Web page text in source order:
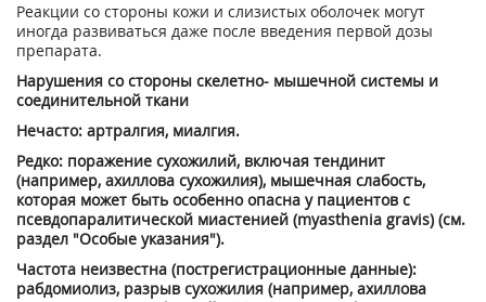
Реакции со стороны кожи и слизистых оболочек могут
иногда развиваться даже после введения первой дозы
препарата.
Нарушения со стороны скелетно- мышечной системы и
соединительной ткани
Нечасто: артралгия, миалгия.
Редко: поражение сухожилий, включая тендинит
(например, ахиллова сухожилия), мышечная слабость,
которая может быть особенно опасна у пациентов с
псевдопаралитической миастенией (myasthenia gravis) (см.
раздел "Особые указания").
Частота неизвестна (пострегистрацион­ные данные):
рабдомиолиз, разрыв сухожилия (например, ахиллова